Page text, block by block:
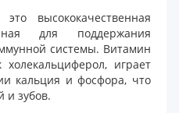
высококачественная
для поддержания
системы. Витамин
играет
кальция и фосфора, что
и зубов.